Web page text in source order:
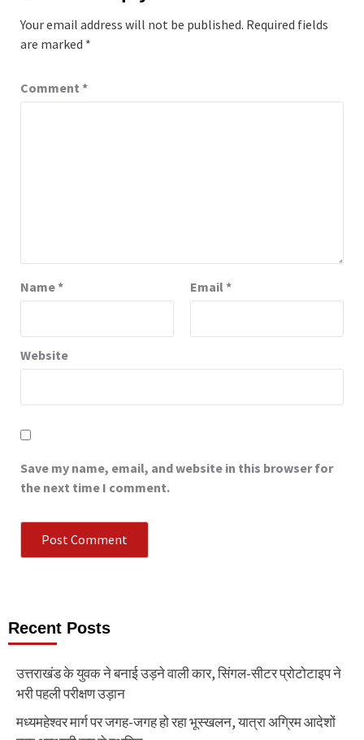
Your email address will not be published. Required fields
are marked *
Comment *
Name* Email *
Website
Save my name, email, and website in this browser for
the next time I comment.
Recent Posts
उत्तराखंड के युवक ने बनाई उड़ने वाली कार, सिंगल-सीटर प्रोटोटाइप ने
भरी पहली परीक्षण उड़ान
मध्यमहेश्वर मार्ग पर जगह-जगह हो रहा भूस्खलन, यात्रा अग्रिम आदेशों